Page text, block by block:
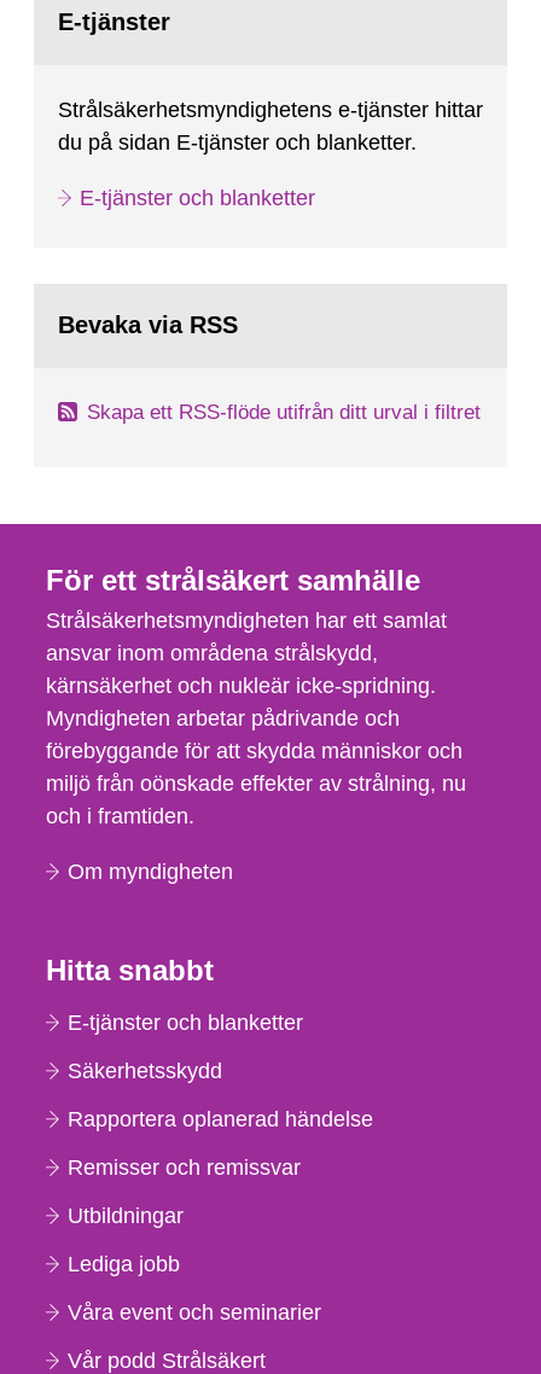
February 25, 2009, SSM made a formal request
to the IAEA for an IRRS in Sweden. The time...
sida:E-tjänster
Strålsäkerhetsmyndighetens e-tjänster hittar
du på sidan E-tjänster och blanketter.
E-tjänster och blanketter
Bevaka via RSS
Skapa ett RSS-flöde utifrån ditt urval i filtret
För ett strålsäkert samhälle
Strålsäkerhetsmyndigheten har ett samlat
ansvar inom områdena strålskydd,
kärnsäkerhet och nukleär icke-spridning.
Myndigheten arbetar pådrivande och
förebyggande för att skydda människor och
miljö från oönskade effekter av strålning, nu
och i framtiden.
Om myndigheten
Hitta snabbt
E-tjänster och blanketter
Säkerhetsskydd
Rapportera oplanerad händelse
Remisser och remissvar
Utbildningar
Lediga jobb
Våra event och seminarier
Vår podd Strålsäkert